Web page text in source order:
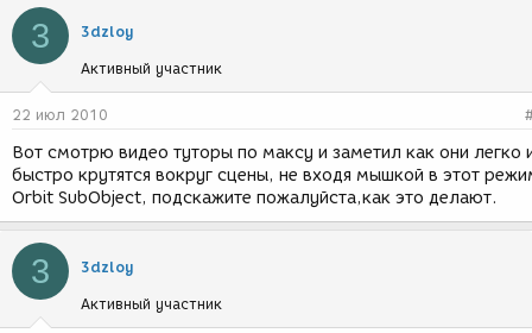
о
р
т
е
м
ы
с
з
д
и
я
3 3dzloy
Активный участник
22 июл 2010
Вот смотрю видео туторы по максу и заметил как они легко
быстро крутятся вокруг сцены, не входя мышкой в этот
Orbit SubObject, подскажите пожалуйста,как это делают.
3 3dzloy
Активный участник